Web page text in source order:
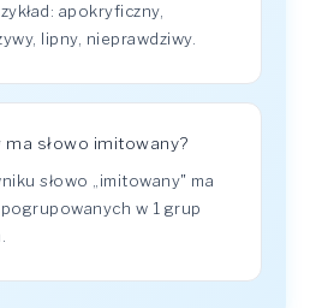
apokryficzny,
lipny, nieprawdziwy.
słowo imitowany?
słowo „imitowany" ma
w 1 grup